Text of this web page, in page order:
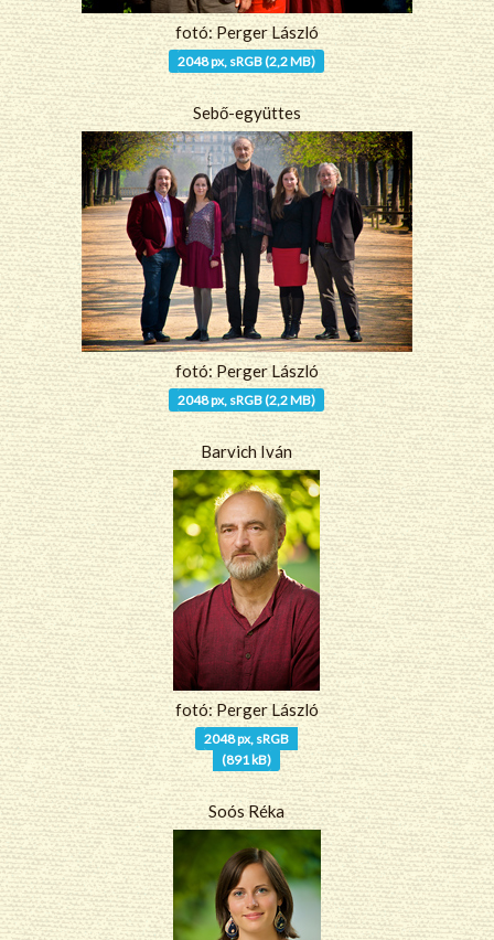
fotó: Perger László
2048 px, sRGB (2,2 MB)
Sebő-együttes
fotó: Perger László
2048 px, sRGB (2,2 MB)
Barvich Iván
fotó: Perger László
2048 px, sRGB
(891 kB)
Soós Réka